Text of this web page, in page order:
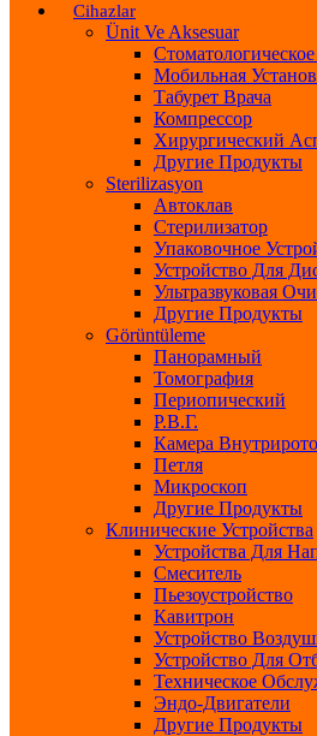
Cihazlar
Ünit Ve Aksesuar
Мобильная
Табурет Врача
Компрессор
Хирургический
Другие Продукты
Sterilizasyon
Автоклав
Стерилизатор
Упаковочное
Устройство Для
Ультразвуковая
Другие Продукты
Görüntüleme
Панорамный
Томография
Периопический
Р.В.Г.
Камера
Петля
Микроскоп
Другие Продукты
Клинические Устройства
Устройства Для
Смеситель
Пьезоустройство
Кавитрон
Устройство
Устройство Для
Техническое
Эндо-Двигатели
Другие Продукты